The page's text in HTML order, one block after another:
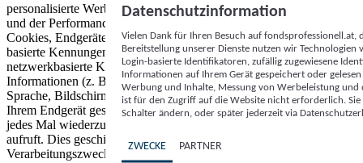
personalisierte Werbung und Inhalte, Messung von Werbeleistung
und der Performance von Inhalten sowie Zielgruppenforschung.
Cookies, Endgeräte- oder ähnliche Online-Kennungen (z. B. login-
basierte Kennungen, zufällig generierte Kennungen,
netzwerkbasierte Kennungen) können zusammen mit anderen
Informationen (z. B. Browsertyp und Browserinformationen,
Sprache, Bildschirmgröße, unterstützte Technologien usw.) auf
Ihrem Endgerät gespeichert oder von dort ausgelesen werden, um es
jedes Mal wiederzuerkennen, wenn es eine App oder einer Webseite
aufruft. Dies geschieht für einen oder mehrere der hier aufgeführten
Verarbeitungszwecke.
Datenschutzinformation
Vielen Dank für Ihren Besuch auf
Bereitstellung unserer Dienste nutzen wir Technologien
Login-basierte Identifikatoren, zufällig zugewiesene
Informationen auf Ihrem Gerät gespeichert oder
Werbung und Inhalte, Messung von Werbeleistung
ist für den Zugriff auf die Website nicht erforderlich.
Schalter ändern, oder später jederzeit via
ZWECKE PARTNER